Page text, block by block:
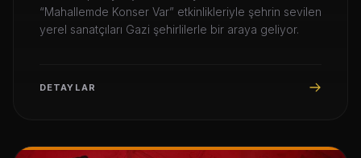
“Mahallemde Konser Var” etkinlikleriyle şehrin sevilen
yerel sanatçıları Gazi şehirlilerle bir araya geliyor.
DETAYLAR